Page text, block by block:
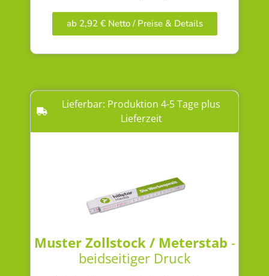
ab 2,92 € Netto / Preise & Details
Lieferbar: Produktion 4-5 Tage plus
Lieferzeit
Muster Zollstock / Meterstab -
beidseitiger Druck